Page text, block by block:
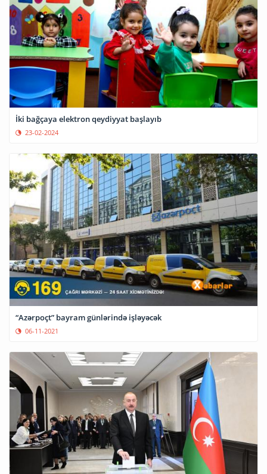
İki bağçaya elektron qeydiyyat başlayıb
23-02-2024
“Azərpoçt” bayram günlərində işləyəcək
06-11-2021